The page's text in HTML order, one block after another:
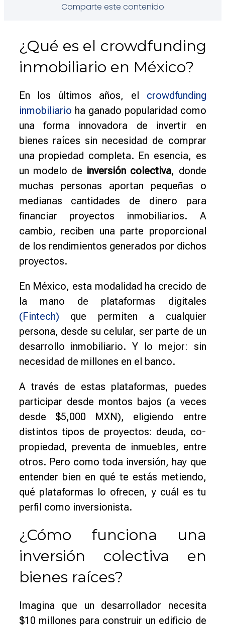
Comparte este contenido
¿Qué es el crowdfunding
inmobiliario en México?
En los últimos años, el crowdfunding
inmobiliario ha ganado popularidad como
una forma innovadora de invertir en
bienes raíces sin necesidad de comprar
una propiedad completa. En esencia, es
un modelo de inversión colectiva, donde
muchas personas aportan pequeñas o
medianas cantidades de dinero para
financiar proyectos inmobiliarios. A
cambio, reciben una parte proporcional
de los rendimientos generados por dichos
proyectos.
En México, esta modalidad ha crecido de
la mano de plataformas digitales
(Fintech) que permiten a cualquier
persona, desde su celular, ser parte de un
desarrollo inmobiliario. Y lo mejor: sin
necesidad de millones en el banco.
A través de estas plataformas, puedes
participar desde montos bajos (a veces
desde $5,000 MXN), eligiendo entre
distintos tipos de proyectos: deuda, co-
propiedad, preventa de inmuebles, entre
otros. Pero como toda inversión, hay que
entender bien en qué te estás metiendo,
qué plataformas lo ofrecen, y cuál es tu
perfil como inversionista.
¿Cómo funciona una
inversión colectiva en
bienes raíces?
Imagina que un desarrollador necesita
$10 millones para construir un edificio de